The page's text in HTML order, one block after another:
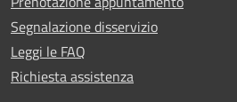
Segnalazione disservizio
Leggi le FAQ
Richiesta assistenza